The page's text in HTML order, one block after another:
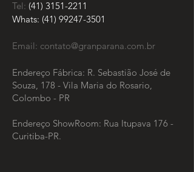
Tel: (41) 3151-2211
Whats: (41) 99247-3501
Email: contato@granparana.com.br
Endereço Fábrica: R. Sebastião José de
Souza, 178 - Vila Maria do Rosario,
Colombo - PR
Endereço ShowRoom: Rua Itupava 176 -
Curitiba-PR.